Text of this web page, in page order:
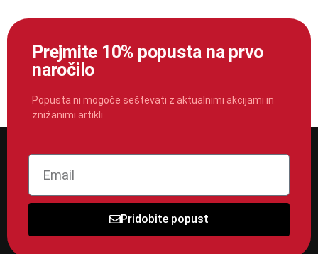
Prejmite 10% popusta na prvo
naročilo
Popusta ni mogoče seštevati z aktualnimi akcijami in
znižanimi artikli.
Pridobite popust